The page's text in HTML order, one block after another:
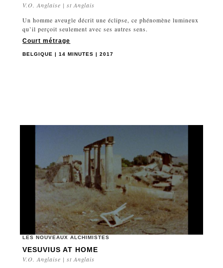
V.O. Anglaise | st Anglais
Un homme aveugle décrit une éclipse, ce phénomène lumineux
qu’il perçoit seulement avec ses autres sens.
Court métrage
BELGIQUE | 14 MINUTES | 2017
LES NOUVEAUX ALCHIMISTES
VESUVIUS AT HOME
V.O. Anglaise | st Anglais